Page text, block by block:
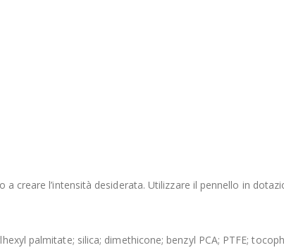
creare l’intensità desiderata. Utilizzare il pennello in
palmitate; silica; dimethicone; benzyl PCA; PTFE;